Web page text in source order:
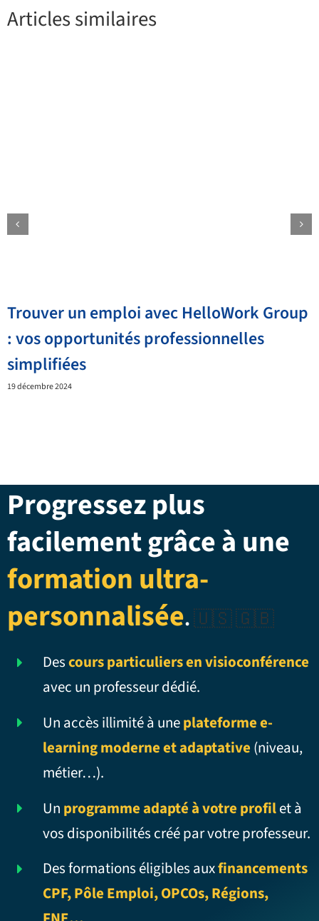
Articles similaires
Trouver un emploi avec HelloWork Group
: vos opportunités professionnelles
simplifiées
19 décembre 2024
Progressez plus
facilement grâce à une
formation ultra-
personnalisée.🇺🇸 🇬🇧
Descours particuliers en visioconférence
avec un professeur dédié.
Un accès illimité à uneplateforme e-
learning moderne et adaptative (niveau,
métier…).
Un programme adapté à votre profilet à
vos disponibilités créé par votre professeur.
Des formations éligibles auxfinancements
CPF, Pôle Emploi, OPCOs, Régions,